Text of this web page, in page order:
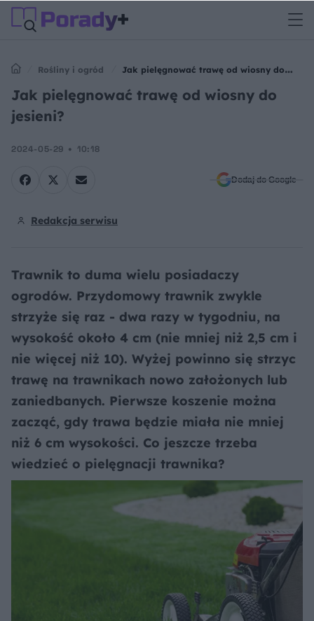
Rośliny i ogród
Jak pielęgnować trawę od wiosny do
jesieni?
Jak pielęgnować trawę od wiosny do
jesieni?
2024-05-29 10:18
Dodaj do Google
Redakcja serwisu
Trawnik to duma wielu posiadaczy
ogrodów. Przydomowy trawnik zwykle
strzyże się raz - dwa razy w tygodniu, na
wysokość około 4 cm (nie mniej niż 2,5 cm i
nie więcej niż 10). Wyżej powinno się strzyc
trawę na trawnikach nowo założonych lub
zaniedbanych. Pierwsze koszenie można
zacząć, gdy trawa będzie miała nie mniej
niż 6 cm wysokości. Co jeszcze trzeba
wiedzieć o pielęgnacji trawnika?